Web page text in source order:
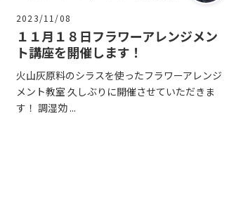
2023/11/08
１１月１８日フラワーアレンジメン
ト講座を開催します！
火山灰原料のシラスを使ったフラワーアレンジ
メント教室 久しぶりに開催させていただきま
す！ 調湿効 ...